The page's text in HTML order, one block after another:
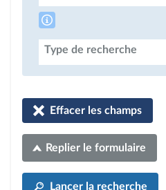
Type de recherche
Effacer les champs
Replier le formulaire
Lancer la recherche